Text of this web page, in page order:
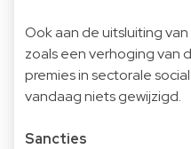
Ook aan de uitsluiting
zoals een verhoging van
premies in sectorale
vandaag niets gewijzigd.
Sancties